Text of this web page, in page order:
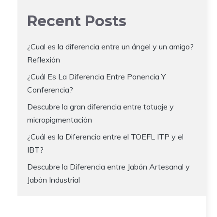
Recent Posts
¿Cual es la diferencia entre un ángel y un amigo?
Reflexión
¿Cuál Es La Diferencia Entre Ponencia Y
Conferencia?
Descubre la gran diferencia entre tatuaje y
micropigmentación
¿Cuál es la Diferencia entre el TOEFL ITP y el
IBT?
Descubre la Diferencia entre Jabón Artesanal y
Jabón Industrial